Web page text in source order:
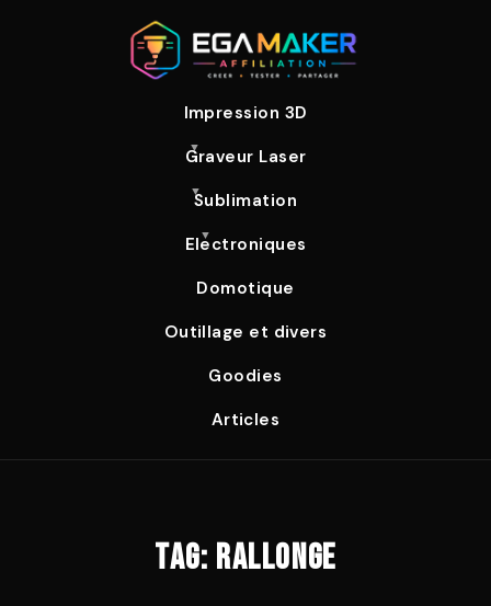
Impression 3D
Graveur Laser
Sublimation
Electroniques
Domotique
Outillage et divers
Goodies
Articles
TAG: RALLONGE